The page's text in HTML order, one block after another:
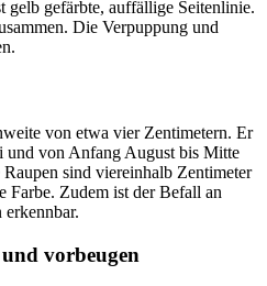
gelb gefärbte, auffällige Seitenlinie.
Die Verpuppung und
von etwa vier Zentimetern. Er
von Anfang August bis Mitte
sind viereinhalb Zentimeter
Farbe. Zudem ist der Befall an
vorbeugen